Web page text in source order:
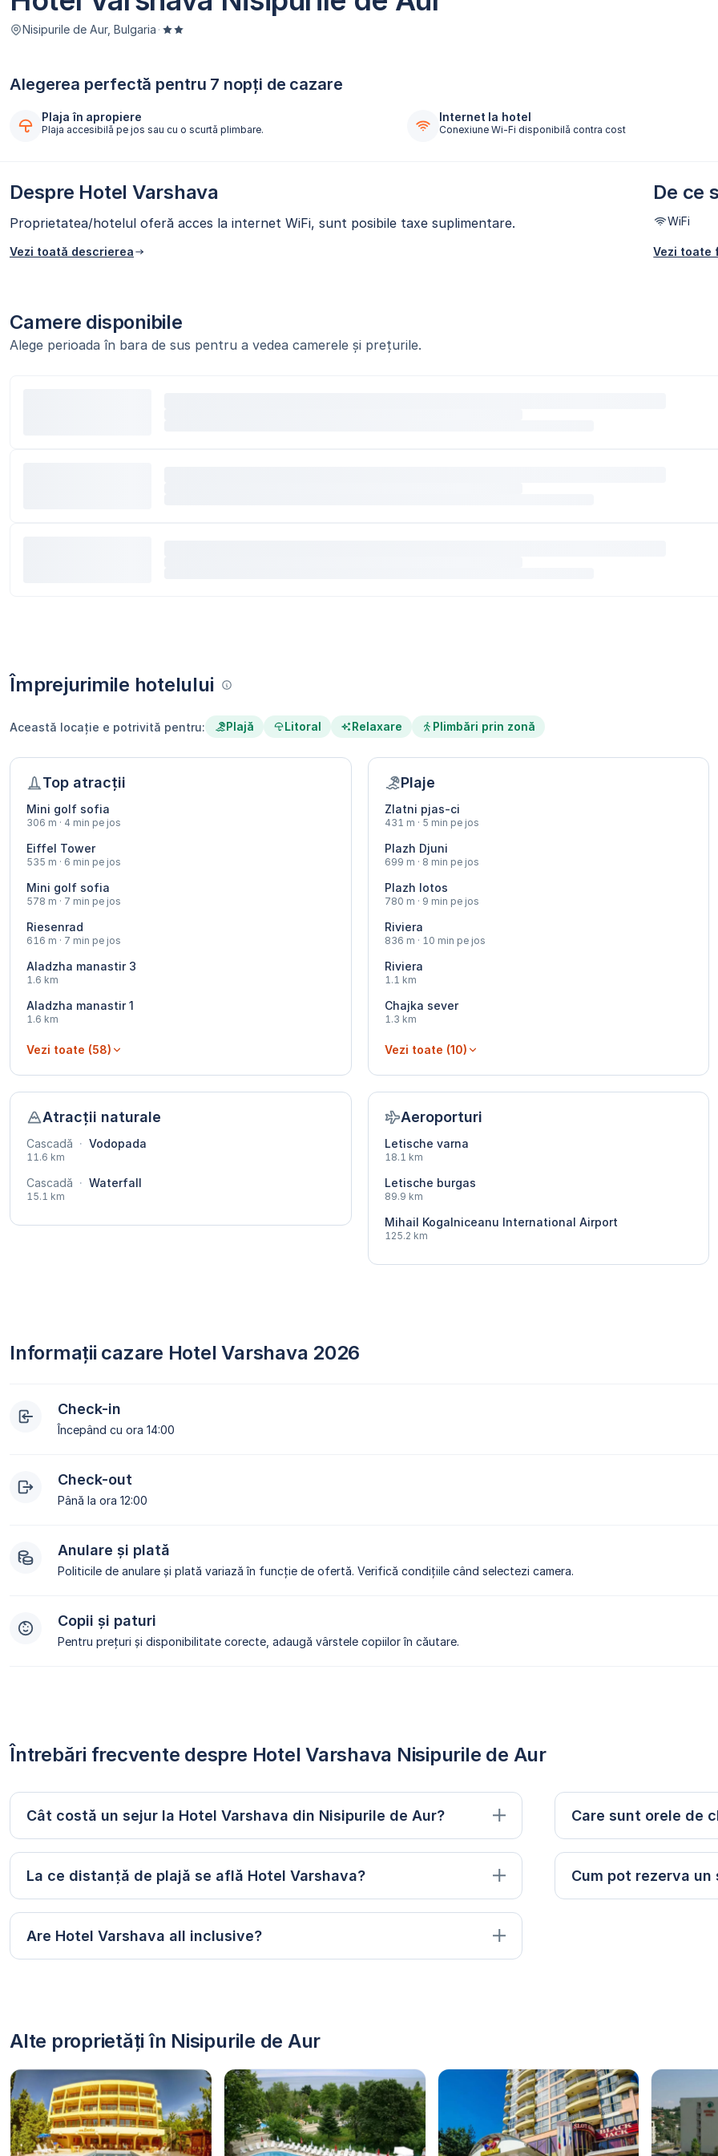
Nisipurile de Aur, Bulgaria ·
Alegerea perfectă pentru 7 nopți de cazare
Plaja în apropiere
Plaja accesibilă pe jos sau cu o scurtă plimbare.
Internet la hotel
Conexiune Wi-Fi disponibilă contra cost
Despre Hotel Varshava
Proprietatea/hotelul oferă acces la internet WiFi, sunt posibile taxe suplimentare.
Vezi toată descrierea
De ce
WiFi
Vezi toate
Camere disponibile
Alege perioada în bara de sus pentru a vedea camerele și prețurile.
Împrejurimile hotelului
Această locație e potrivită pentru: Plajă Litoral Relaxare Plimbări prin zonă
Top atracții
Mini golf sofia
306 m · 4 min pe jos
Eiffel Tower
535 m · 6 min pe jos
Mini golf sofia
578 m · 7 min pe jos
Riesenrad
616 m · 7 min pe jos
Aladzha manastir 3
1.6 km
Aladzha manastir 1
1.6 km
Vezi toate (58)
Plaje
Zlatni pjas-ci
431 m · 5 min pe jos
Plazh Djuni
699 m · 8 min pe jos
Plazh lotos
780 m · 9 min pe jos
Riviera
836 m · 10 min pe jos
Riviera
1.1 km
Chajka sever
1.3 km
Vezi toate (10)
Atracții naturale
Cascadă · Vodopada
11.6 km
Cascadă · Waterfall
15.1 km
Aeroporturi
Letische varna
18.1 km
Letische burgas
89.9 km
Mihail Kogalniceanu International Airport
125.2 km
Informații cazare Hotel Varshava 2026
Check-in
Începând cu ora 14:00
Check-out
Până la ora 12:00
Anulare și plată
Politicile de anulare și plată variază în funcție de ofertă. Verifică condițiile când selectezi camera.
Copii și paturi
Pentru prețuri și disponibilitate corecte, adaugă vârstele copiilor în căutare.
Întrebări frecvente despre Hotel Varshava Nisipurile de Aur
Cât costă un sejur la Hotel Varshava din Nisipurile de Aur?
La ce distanță de plajă se află Hotel Varshava?
Are Hotel Varshava all inclusive?
Care sunt orele de
Cum pot rezerva un
Alte proprietăți în Nisipurile de Aur